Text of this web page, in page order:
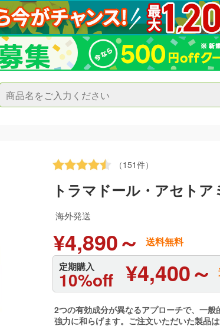
（151件）
トラマドール・アセト
海外発送
¥4,890～ 送料無料
定期購入
10%off ¥4,400～
2つの有効成分が異なるアプローチで、一
強力に和らげます。ご注文いただいた製品